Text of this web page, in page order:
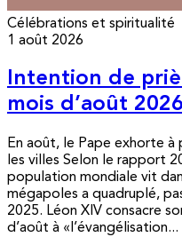
Célébrations et spiritualité
1 août 2026
Intention de
mois d’août 2026
En août, le Pape exhorte à
les villes Selon le rapport
population mondiale vit
mégapoles a quadruplé,
2025. Léon XIV consacre
d’août à «l’évangélisation...